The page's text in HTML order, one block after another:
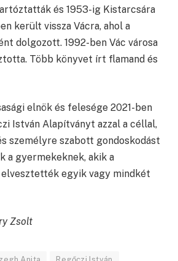
és 1953-ig Kistarcsára
került vissza Vácra, ahol a
dolgozott. 1992-ben Vác városa
Több könyvet írt flamand és
elnök és felesége 2021-ben
István Alapítványt azzal a céllal,
személyre szabott gondoskodást
a gyermekeknek, akik a
egyik vagy mindkét
Zsolt